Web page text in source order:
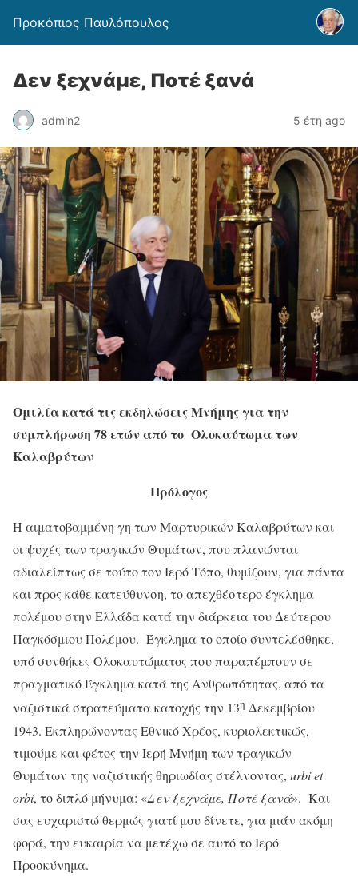
Προκόπιος Παυλόπουλος
Δεν ξεχνάμε, Ποτέ ξανά
admin2 5 έτη ago
Ομιλία κατά τις εκδηλώσεις Μνήμης για την
συμπλήρωση 78 ετών από το Ολοκαύτωμα των
Καλαβρύτων
Πρόλογος
Η αιματοβαμμένη γη των Μαρτυρικών Καλαβρύτων και
οι ψυχές των τραγικών Θυμάτων, που πλανώνται
αδιαλείπτως σε τούτο τον Ιερό Τόπο, θυμίζουν, για πάντα
και προς κάθε κατεύθυνση, το απεχθέστερο έγκλημα
πολέμου στην Ελλάδα κατά την διάρκεια του Δεύτερου
Παγκόσμιου Πολέμου. Έγκλημα το οποίο συντελέσθηκε,
υπό συνθήκες Ολοκαυτώματος που παραπέμπουν σε
πραγματικό Έγκλημα κατά της Ανθρωπότητας, από τα
ναζιστικά στρατεύματα κατοχής την 13η Δεκεμβρίου
1943. Εκπληρώνοντας Εθνικό Χρέος, κυριολεκτικώς,
τιμούμε και φέτος την Ιερή Μνήμη των τραγικών
Θυμάτων της ναζιστικής θηριωδίας στέλνοντας, urbiet
orbi, το διπλό μήνυμα: «Δεν ξεχνάμε, Ποτέ ξανά». Και
σας ευχαριστώ θερμώς γιατί μου δίνετε, για μιάν ακόμη
φορά, την ευκαιρία να μετέχω σε αυτό το Ιερό
Προσκύνημα.